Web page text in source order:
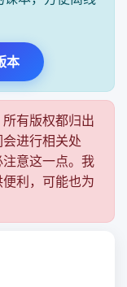
本
有版权都归出
进行相关处
意这一点。我
利，可能也为